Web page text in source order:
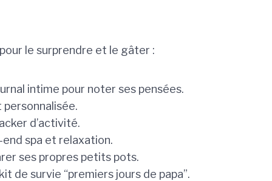
le surprendre et le gâter :
intime pour noter ses pensées.
d’activité.
spa et relaxation.
ses propres petits pots.
de survie “premiers jours de papa”.